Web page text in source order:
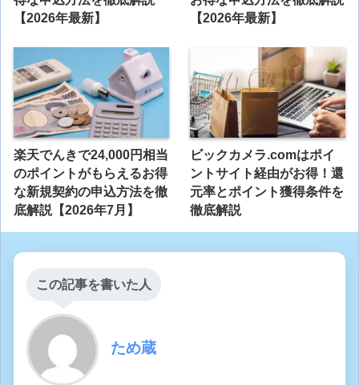
【2026年最新】
【2026年最新】
楽天でんきで24,000円相当
のポイントがもらえるお得
な新規契約の申込方法を徹
底解説【2026年7月】
ビックカメラ.comはポイ
ントサイト経由がお得！還
元率とポイント獲得条件を
徹底解説
この記事を書いた人
ため蔵